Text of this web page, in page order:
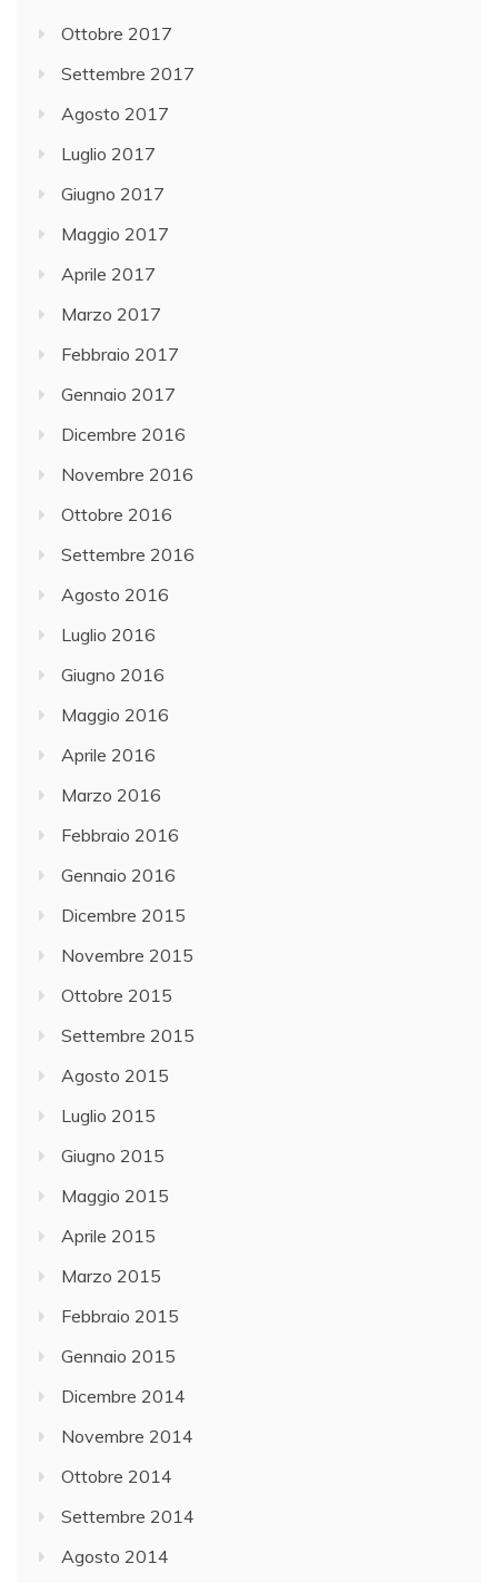
Ottobre 2017
Settembre 2017
Agosto 2017
Luglio 2017
Giugno 2017
Maggio 2017
Aprile 2017
Marzo 2017
Febbraio 2017
Gennaio 2017
Dicembre 2016
Novembre 2016
Ottobre 2016
Settembre 2016
Agosto 2016
Luglio 2016
Giugno 2016
Maggio 2016
Aprile 2016
Marzo 2016
Febbraio 2016
Gennaio 2016
Dicembre 2015
Novembre 2015
Ottobre 2015
Settembre 2015
Agosto 2015
Luglio 2015
Giugno 2015
Maggio 2015
Aprile 2015
Marzo 2015
Febbraio 2015
Gennaio 2015
Dicembre 2014
Novembre 2014
Ottobre 2014
Settembre 2014
Agosto 2014